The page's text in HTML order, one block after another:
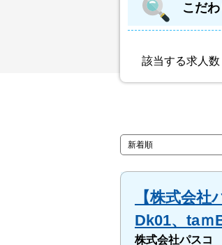
こだわ
該当する求人数
【株式会
Dk01、taｍ
株式会社パスコ